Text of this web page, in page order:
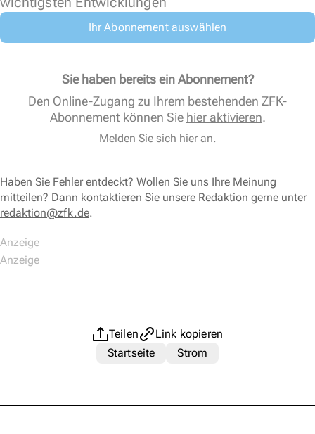
Ihr Abonnement auswählen
Sie haben bereits ein Abonnement?
Den Online-Zugang zu Ihrem bestehenden ZFK-
Abonnement können Sie hier aktivieren.
Melden Sie sich hier an.
Haben Sie Fehler entdeckt? Wollen Sie uns Ihre Meinung
mitteilen? Dann kontaktieren Sie unsere Redaktion gerne unter
redaktion@zfk.de.
Teilen
Link kopieren
Startseite
Strom